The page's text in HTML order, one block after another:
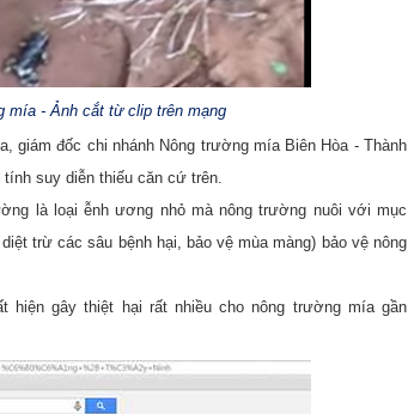
mía - Ảnh cắt từ clip trên mạng
giám đốc chi nhánh Nông trường mía Biên Hòa - Thành
suy diễn thiếu căn cứ trên.
là loại ễnh ương nhỏ mà nông trường nuôi với mục
trừ các sâu bệnh hại, bảo vệ mùa màng) bảo vệ nông
hiện gây thiệt hại rất nhiều cho nông trường mía gần